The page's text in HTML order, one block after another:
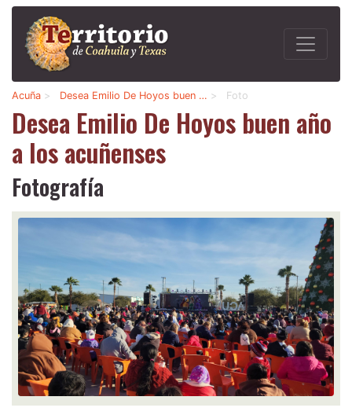
Acuña > Desea Emilio De Hoyos buen … > Foto
Desea Emilio De Hoyos buen año
a los acuñenses
Fotografía